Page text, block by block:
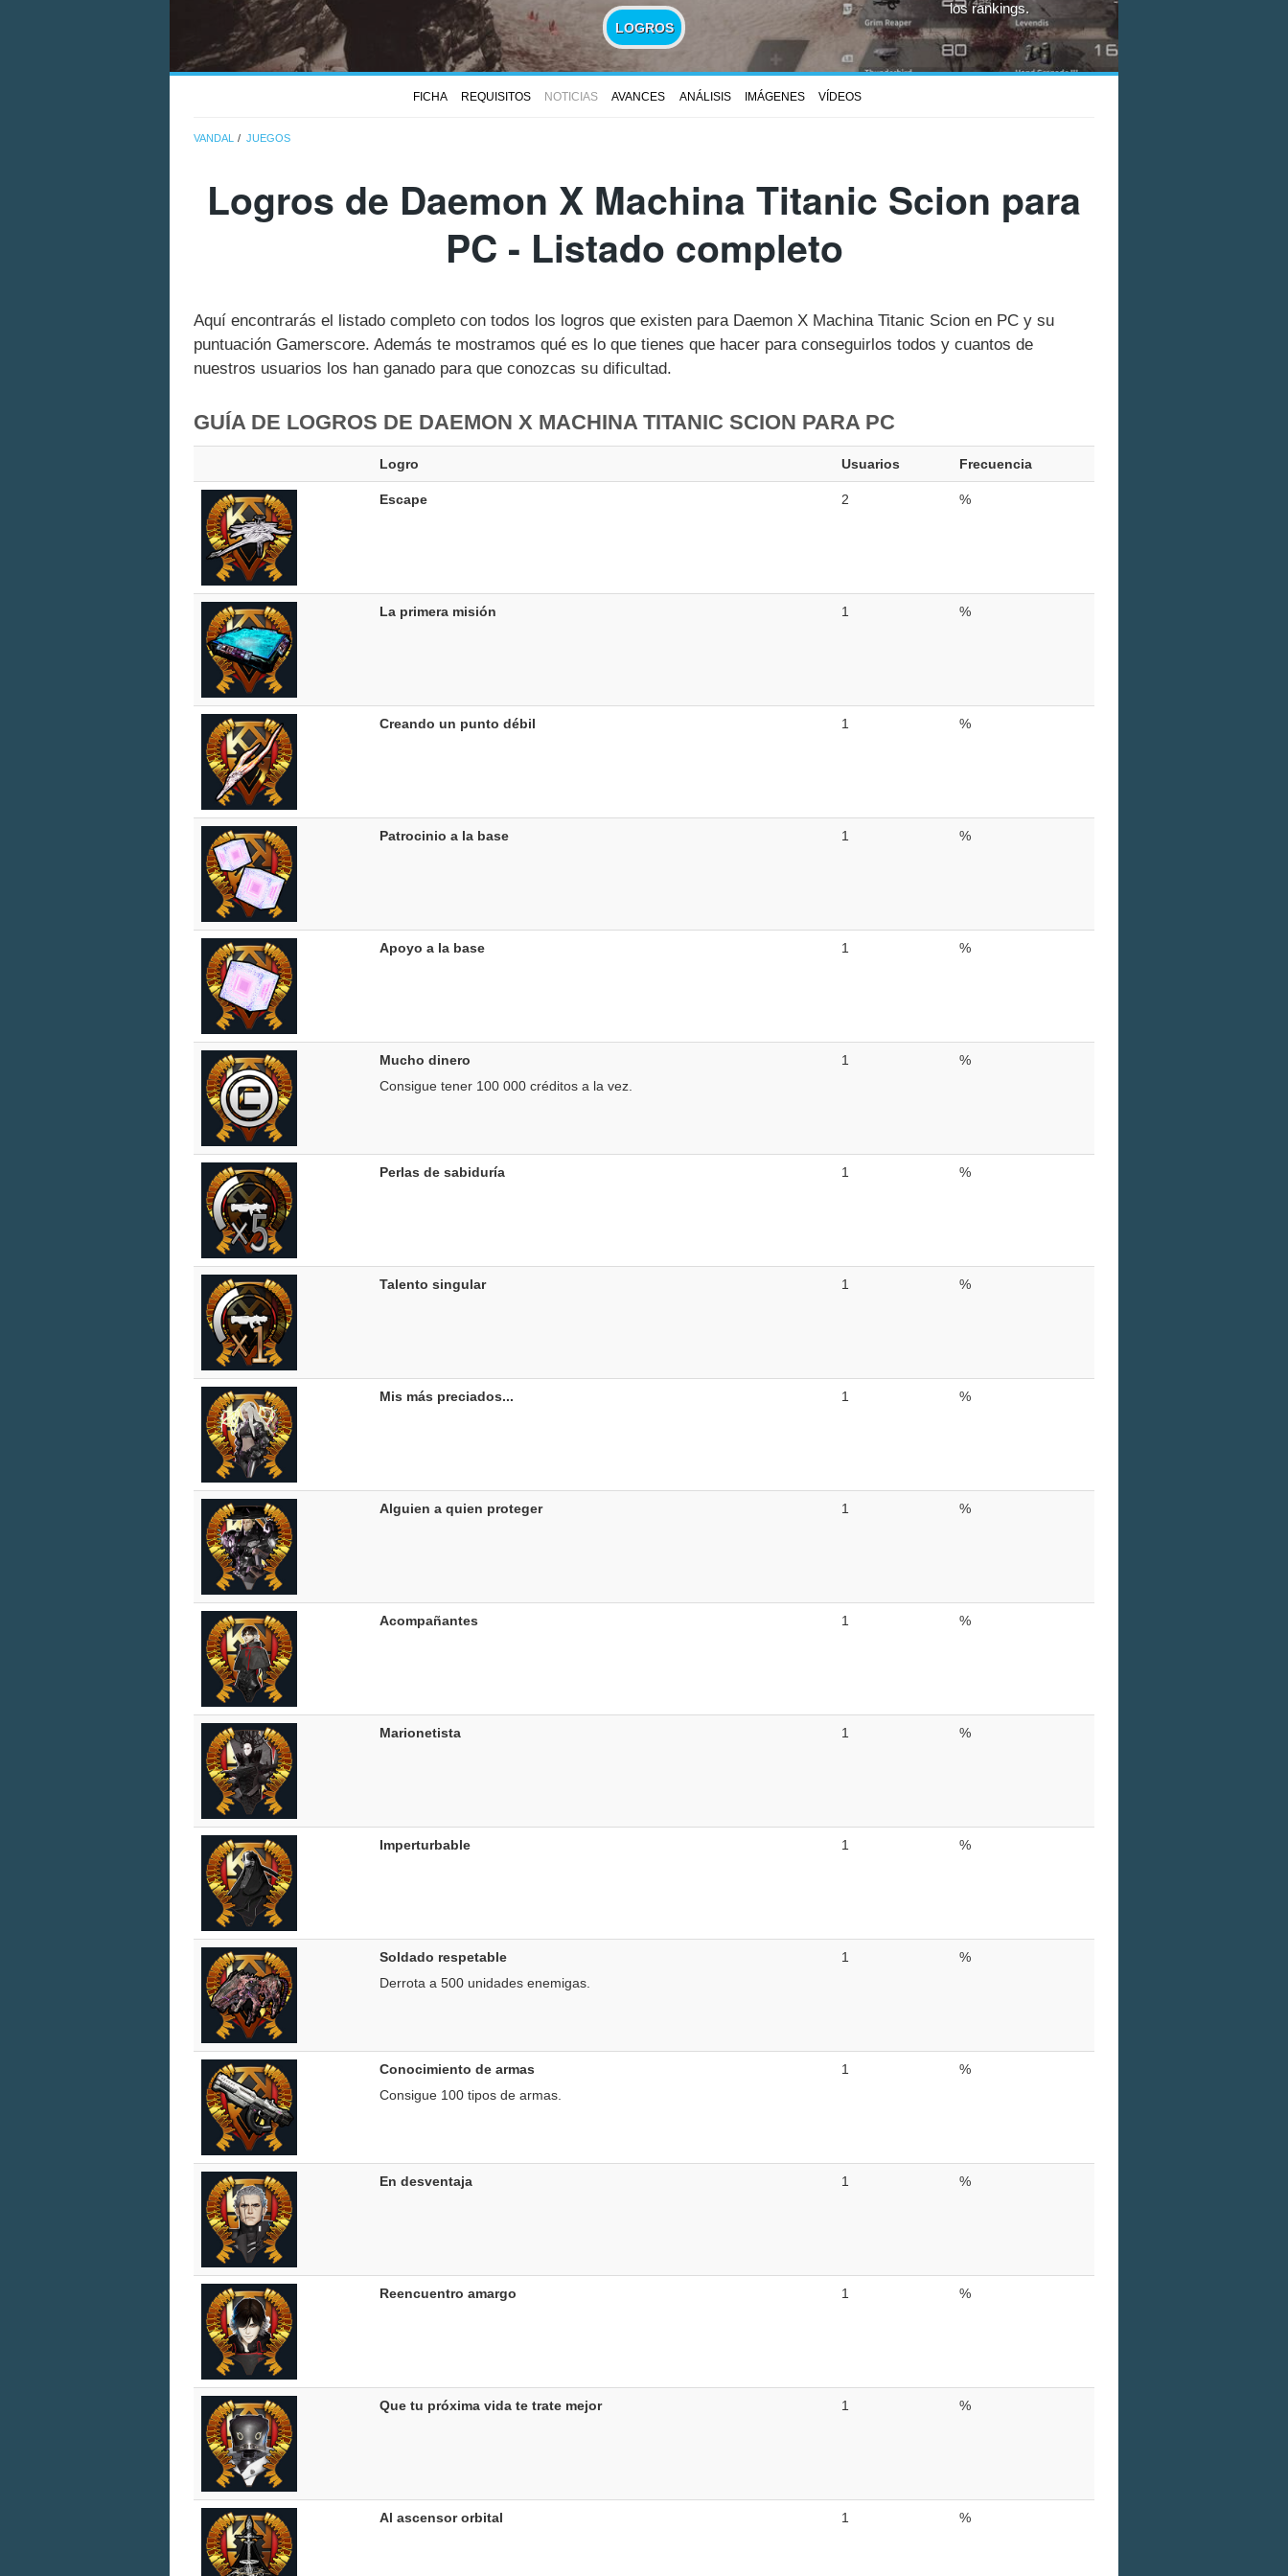
LOGROS
los rankings.
FICHA REQUISITOS NOTICIAS AVANCES ANÁLISIS IMÁGENES VÍDEOS
VANDAL JUEGOS
Logros de Daemon X Machina Titanic Scion para
PC - Listado completo
Aquí encontrarás el listado completo con todos los logros que existen para Daemon X Machina Titanic Scion en PC y su
puntuación Gamerscore. Además te mostramos qué es lo que tienes que hacer para conseguirlos todos y cuantos de
nuestros usuarios los han ganado para que conozcas su dificultad.
GUÍA DE LOGROS DE DAEMON X MACHINA TITANIC SCION PARA PC
Logro Usuarios Frecuencia
Escape 2 %
La primera misión 1 %
Creando un punto débil 1 %
Patrocinio a la base 1 %
Apoyo a la base 1 %
Mucho dinero
Consigue tener 100 000 créditos a la vez.
1 %
Perlas de sabiduría 1 %
Talento singular 1 %
Mis más preciados... 1 %
Alguien a quien proteger 1 %
Acompañantes 1 %
Marionetista 1 %
Imperturbable 1 %
Soldado respetable
Derrota a 500 unidades enemigas.
1 %
Conocimiento de armas
Consigue 100 tipos de armas.
1 %
En desventaja 1 %
Reencuentro amargo 1 %
Que tu próxima vida te trate mejor 1 %
Al ascensor orbital 1 %